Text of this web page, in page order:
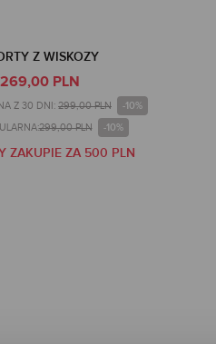
Z WISKOZY
269,00 PLN
Z 30 DNI: 299,00 PLN -10%
299,00 PLN -10%
ZAKUPIE ZA 500 PLN